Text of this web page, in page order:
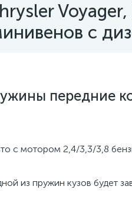
с
передние
с мотором 2,4/3,3/3,8
из пружин кузов будет